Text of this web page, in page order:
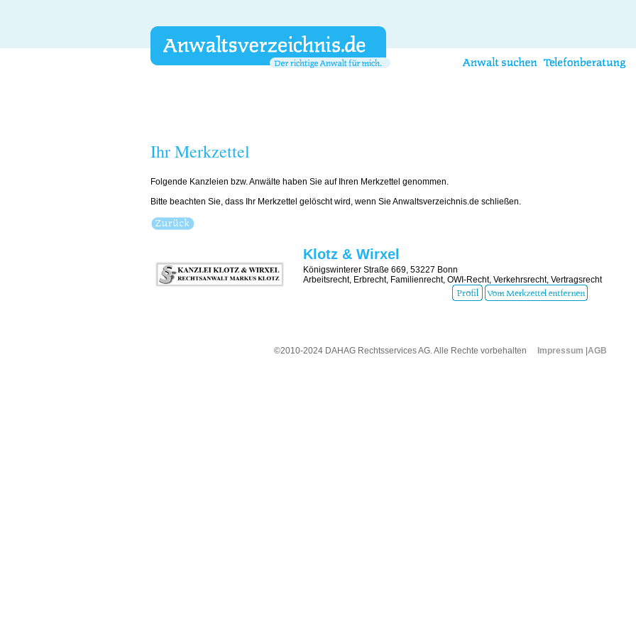
Ihr Merkzettel
Folgende Kanzleien bzw. Anwälte haben Sie auf Ihren Merkzettel genommen.
Bitte beachten Sie, dass Ihr Merkzettel gelöscht wird, wenn Sie Anwaltsverzeichnis.de schließen.
Klotz & Wirxel
Königswinterer Straße 669, 53227 Bonn
Arbeitsrecht, Erbrecht, Familienrecht, OWI-Recht, Verkehrsrecht, Vertragsrecht
©2010-2024 DAHAG Rechtsservices AG. Alle Rechte vorbehalten Impressum AGB